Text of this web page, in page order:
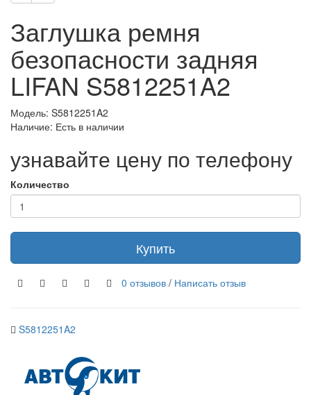
Заглушка ремня
безопасности задняя
LIFAN S5812251A2
Модель: S5812251A2
Наличие: Есть в наличии
узнавайте цену по телефону
Количество
Купить
0 отзывов / Написать отзыв
S5812251A2